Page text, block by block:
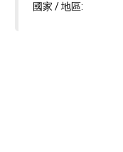
國家 / 地區: